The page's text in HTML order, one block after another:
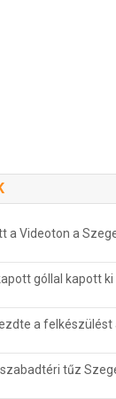
a Videoton a
góllal kapott
a felkészülést
tűz